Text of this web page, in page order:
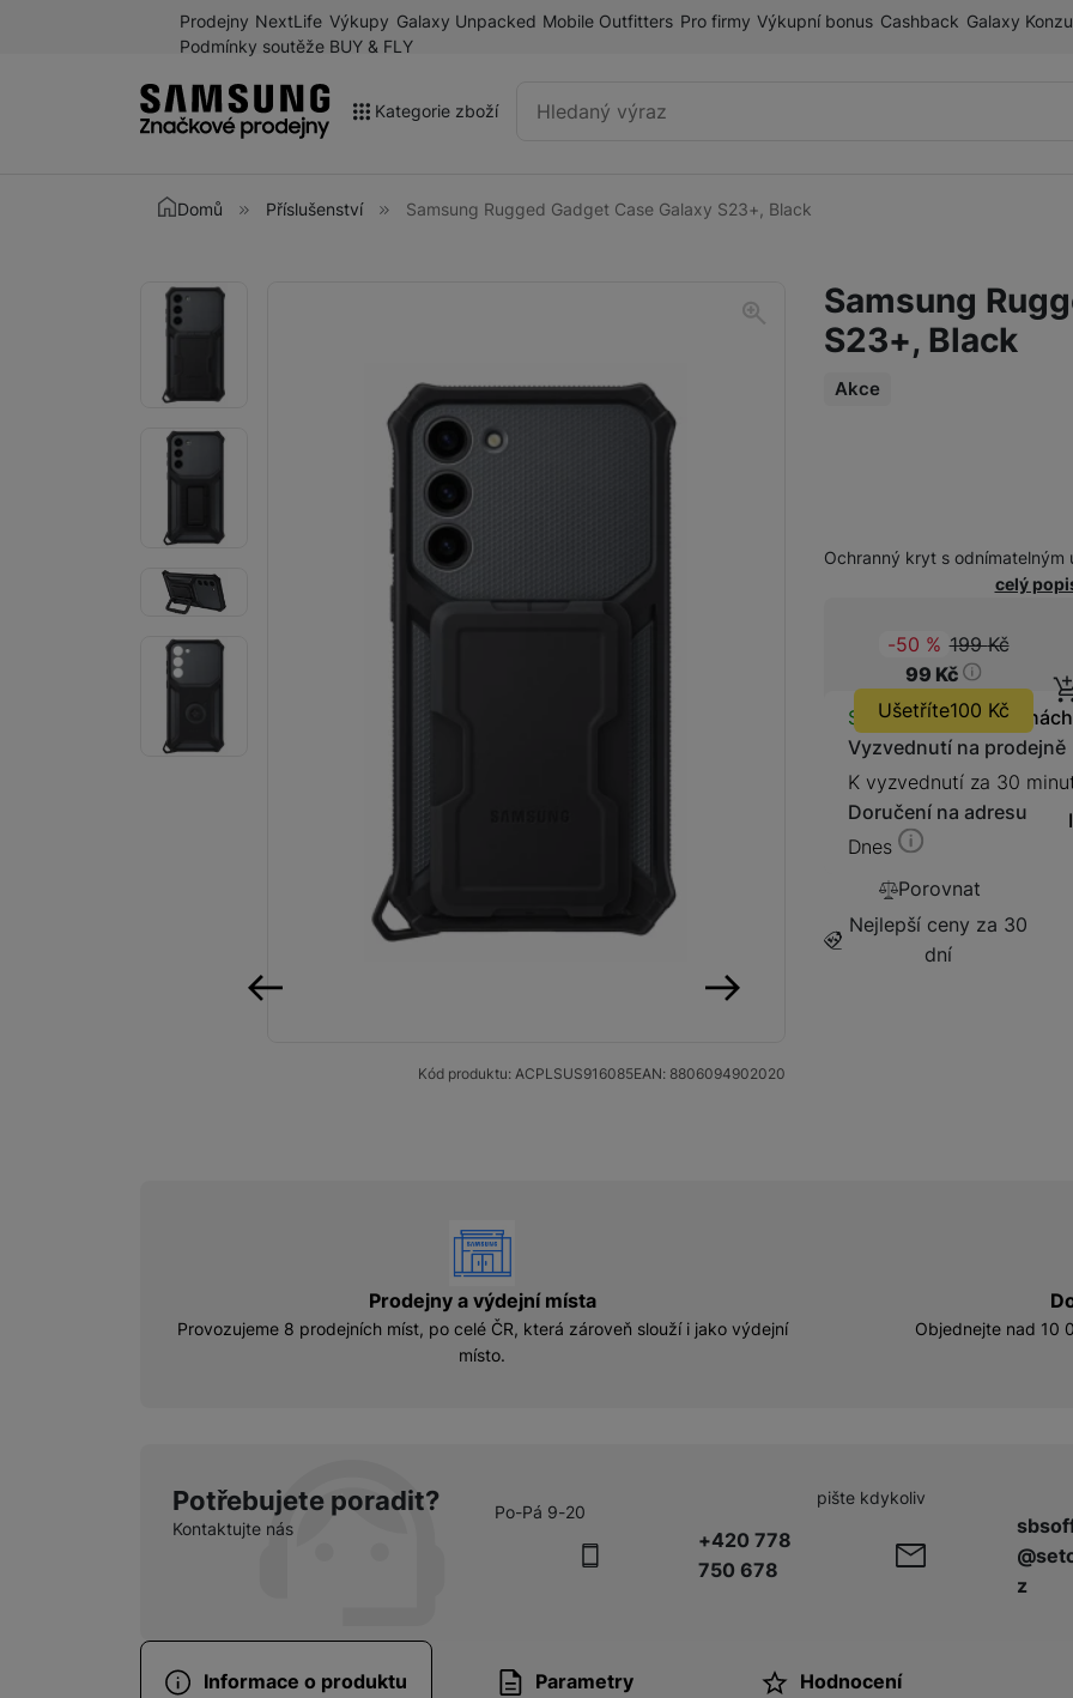
Prodejny NextLife Výkupy Galaxy Unpacked Mobile Outfitters Pro firmy Výkupní bonus Cashback Galaxy
Podmínky soutěže BUY & FLY
Vyhledávání
Kategorie zboží
Akce
Galaxy Z Fold8 a další
novinky léta 2026
Chytré hodinky
Tablety
Sluchátka
Galaxy Ring
Audio
Příslušenství k mobilnímu
Fólie a tvrzená skla
Příslušenství k chytrým
hodinkám
Nabíječky k chytrým hodinkám
Redukce
Kabely
Flash disky a SSD disky
Předobjednejte novou
Domů Příslušenství Samsung Rugged Gadget Case Galaxy S23+, Black
Samsung
S23+, Black
Akce
Ochranný kryt s odnímatelným
celý
(
-50 % 199Kč
Ušetříte100 Kč
99 Kč
Skladem na 4 prodejnách
Vyzvednutí na prodejně
K vyzvednutí za 30
Doručení na adresu
Dnes
Porovnat
Nejlepší ceny za 30
dní
Fotografie
Kód produktu: ACPLSUS916085EAN: 8806094902020
Prodejny a výdejní místa
Provozujeme 8 prodejních míst, po celé ČR, která zároveň slouží i jako výdejní
místo.
Objednejte nad 10
Potřebujete poradit?
Kontaktujte nás
Po-Pá 9-20
+420 778
750 678
pište kdykoliv
z
Informace o produktu Parametry Hodnocení